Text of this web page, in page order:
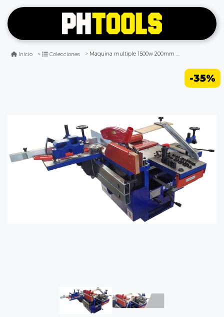
Inicio Colecciones Maquina multiple 1500w 200mm eje directo rwm392c1
-35%